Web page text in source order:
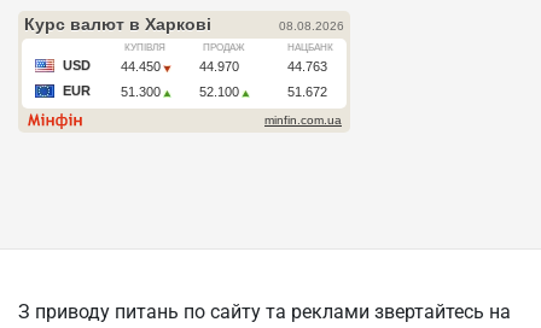
З приводу питань по сайту та реклами звертайтесь на